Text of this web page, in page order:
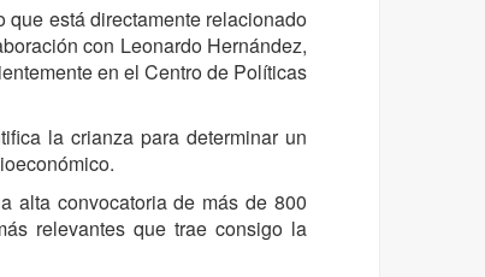
está directamente relacionado
con Leonardo Hernández,
en el Centro de Políticas
la crianza para determinar un
alta convocatoria de más de 800
relevantes que trae consigo la